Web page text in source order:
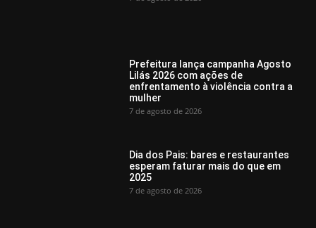
Prefeitura lança campanha Agosto
Lilás 2026 com ações de
enfrentamento à violência contra a
mulher
7 de agosto de 2026
Dia dos Pais: bares e restaurantes
esperam faturar mais do que em
2025
7 de agosto de 2026